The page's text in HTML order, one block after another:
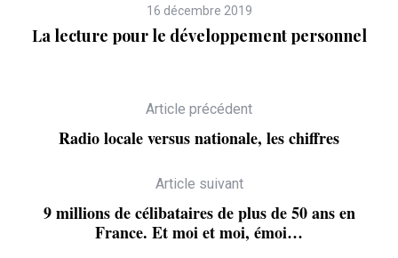
16 décembre 2019
La lecture pour le développement personnel
Article précédent
Radio locale versus nationale, les chiffres
Article suivant
9 millions de célibataires de plus de 50 ans en
France. Et moi et moi, émoi…